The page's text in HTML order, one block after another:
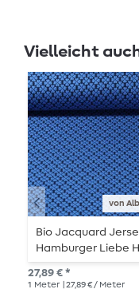
Vielleicht
von
Bio Jacquard
Hamburger Liebe
on Hearts Lucky
Blau
27,89 € *
1 Meter | 27,89 € / Meter